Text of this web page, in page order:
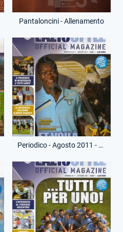
Pantaloncini - Allenamento
Periodico - Agosto 2011 - Lazio Style Magazine